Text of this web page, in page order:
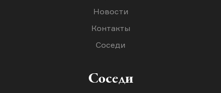
Новости
Контакты
Соседи
Соседи